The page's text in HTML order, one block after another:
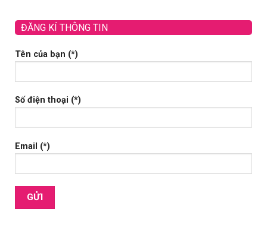
ĐĂNG KÍ THÔNG TIN
Tên của bạn (*)
Số điện thoại (*)
Email (*)